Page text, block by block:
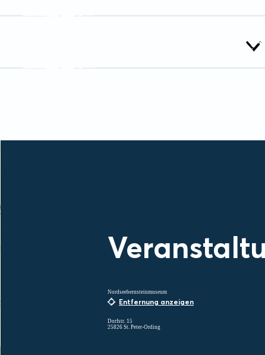
Nordseebernsteinmuseum
Entfernung anzeigen
Dorfstr. 15
25826 St. Peter-Ording